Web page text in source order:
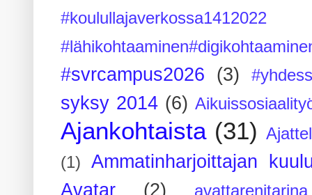
#koulullajaverkossa1412022
#svrcampus2026 (3)
syksy 2014 (6)
Ajankohtaista (31)
(1)
Ammatinharjoittajan
Avatar
(2) avattarenitarina